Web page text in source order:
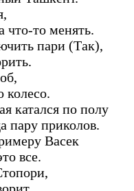
что-то менять.
пари (Так),
катался по полу
пару приколов.
Васек
все.